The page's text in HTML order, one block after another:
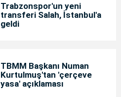
Trabzonspor'un yeni
transferi Salah, İstanbul'a
geldi
TBMM Başkanı Numan
Kurtulmuş'tan 'çerçeve
yasa' açıklaması